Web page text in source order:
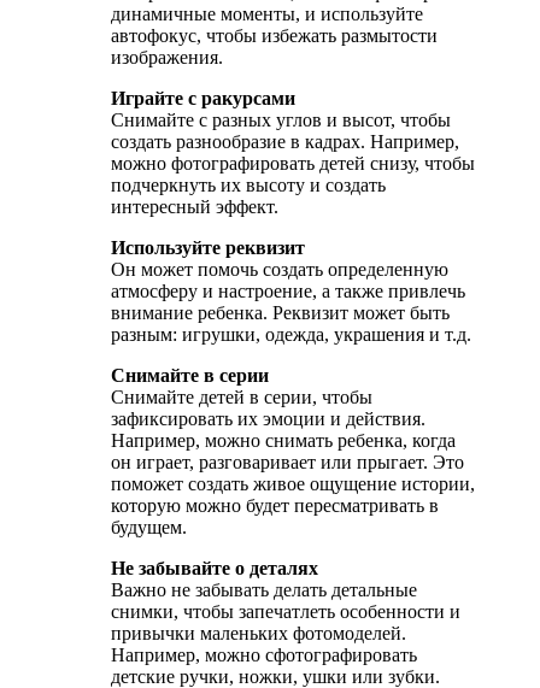
динамичные моменты, и используйте
автофокус, чтобы избежать размытости
изображения.
Играйте с ракурсами
Снимайте с разных углов и высот, чтобы
создать разнообразие в кадрах. Например,
можно фотографировать детей снизу, чтобы
подчеркнуть их высоту и создать
интересный эффект.
Используйте реквизит
Он может помочь создать определенную
атмосферу и настроение, а также привлечь
внимание ребенка. Реквизит может быть
разным: игрушки, одежда, украшения и т.д.
Снимайте в серии
Снимайте детей в серии, чтобы
зафиксировать их эмоции и действия.
Например, можно снимать ребенка, когда
он играет, разговаривает или прыгает. Это
поможет создать живое ощущение истории,
которую можно будет пересматривать в
будущем.
Не забывайте о деталях
Важно не забывать делать детальные
снимки, чтобы запечатлеть особенности и
привычки маленьких фотомоделей.
Например, можно сфотографировать
детские ручки, ножки, ушки или зубки.